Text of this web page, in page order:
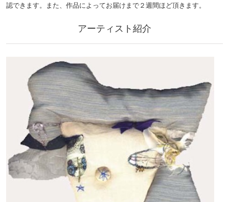
認できます。また、作品によってお届けまで２週間ほど頂きます。
アーティスト紹介